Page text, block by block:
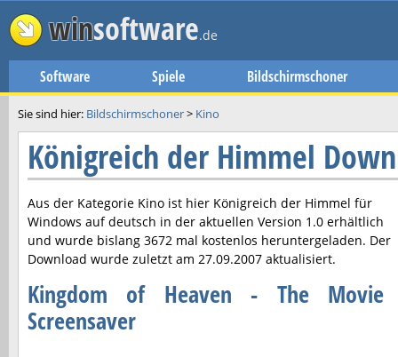
winsoftware.de
Software Spiele Bildschirmschoner
Sie sind hier: Bildschirmschoner> Kino
Königreich der Himmel
Aus der Kategorie Kino ist hier Königreich der Himmel für
Windows auf deutsch in der aktuellen Version 1.0 erhältlich
und wurde bislang 3672 mal kostenlos heruntergeladen. Der
Download wurde zuletzt am 27.09.2007 aktualisiert.
Kingdom of Heaven - The
Screensaver